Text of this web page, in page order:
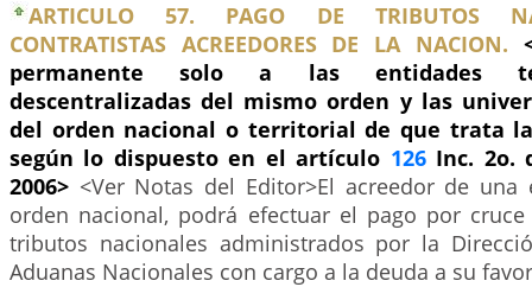
ARTICULO 57. PAGO DE TRIBUTOS
CONTRATISTAS ACREEDORES DE LA NACION.
permanente solo a las entidades
descentralizadas del mismo orden y las
del orden nacional o territorial de que trata
según lo dispuesto en el artículo 126Inc. 2o.
2006> <Ver Notas del Editor>El acreedor de una
orden nacional, podrá efectuar el pago por
tributos nacionales administrados por la
Aduanas Nacionales con cargo a la deuda a su